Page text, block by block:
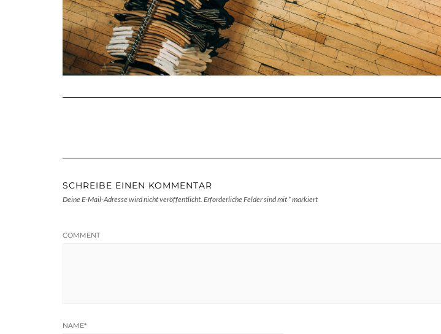
SCHREIBE EINEN KOMMENTAR
Deine E-Mail-Adresse wird nicht veröffentlicht. Erforderliche Felder sind mit *markiert
COMMENT
NAME*